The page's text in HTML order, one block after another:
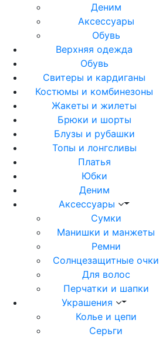
Деним
Аксессуары
Обувь
Верхняя одежда
Обувь
Свитеры и кардиганы
Костюмы и комбинезоны
Жакеты и жилеты
Брюки и шорты
Блузы и рубашки
Топы и лонгсливы
Платья
Юбки
Деним
Аксессуары
Сумки
Манишки и манжеты
Ремни
Солнцезащитные очки
Для волос
Перчатки и шапки
Украшения
Колье и цепи
Серьги